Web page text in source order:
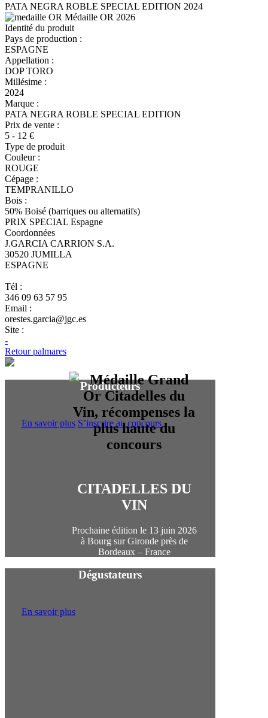
PATA NEGRA ROBLE SPECIAL EDITION 2024
Médaille OR 2026
Identité du produit
Pays de production :
ESPAGNE
Appellation :
DOP TORO
Millésime :
2024
Marque :
PATA NEGRA ROBLE SPECIAL EDITION
Prix de vente :
5 - 12 €
Type de produit
Couleur :
ROUGE
Cépage :
TEMPRANILLO
Bois :
50% Boisé (barriques ou alternatifs)
PRIX SPECIAL Espagne
Coordonnées
J.GARCIA CARRION S.A.
30520 JUMILLA
ESPAGNE
Tél :
346 09 63 57 95
Email :
orestes.garcia@jgc.es
Site :
-
Retour palmares
CITADELLES DU
VIN
Prochaine édition le 13 juin 2026
à Bourg sur Gironde près de
Bordeaux – France
Producteurs
En savoir plus S’inscrire au concours
Dégustateurs
En savoir plus